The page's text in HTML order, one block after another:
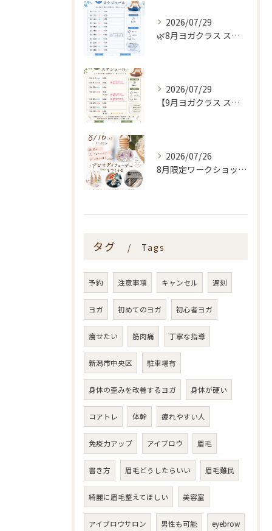
2026/07/29
🌿8月ヨガクラス スケジュールのお知らせ🌿
2026/07/29
【9月ヨガクラス スケジュールのお知らせ🌿】
2026/07/26
8月限定ワークショップ🌿🫧
タグ Tags
予約 注意事項 キャンセル 遅刻
ヨガ 初めてのヨガ 初心者ヨガ
痩せたい 筋肉痛 丁寧な指導
新潟市中央区 駐車場有
身体の歪みを改善するヨガ 身体が硬い
コアトレ 体幹 疲れやすい人
免疫力アップ アイブロウ 眉毛
書き方 眉毛どうしたらいい 眉毛難民
綺麗に眉毛整えてほしい 美容室
アイブロウサロン 男性も可能 eyebrow